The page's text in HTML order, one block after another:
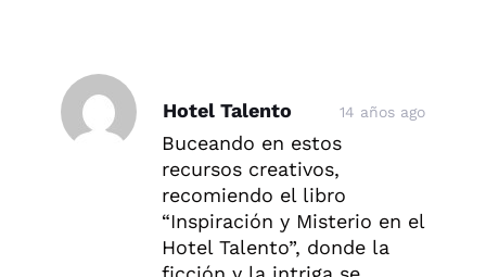
Post
comment
Hotel Talento 14 años ago
Buceando en estos
recursos creativos,
recomiendo el libro
“Inspiración y Misterio en el
Hotel Talento”, donde la